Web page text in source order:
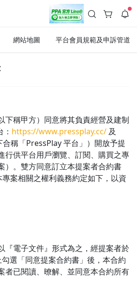
冊領取 上千元優惠券！
公告
．冷氣房升級｜期間快閃活動
單筆滿 NT$2,500 現折 NT$300、再贈最高
酷暑來襲．偷偷在冷氣房升級 📈⭐️ 【冷氣房
課程 or 訂閱✅ 消費即享回饋 1% 點數✅ 滿
渠道專屬活動」及「個人化推播」！
網站地圖 平台會員規範及申訴管道
下稱甲方）同意將其負責經營及建制
https://www.pressplay.cc/ 及
合稱「PressPlay 平台」）開放予提
行供平台用戶瀏覽、訂閱、購買之專
）。雙方同意訂立本提案者合約書
案相關之權利義務約定如下，以資
『電子文件』形式為之，經提案者於
選「同意提案合約書」後，本合約
者已閱讀、暸解、並同意本合約所有
沒有描述 --:--
播放速度
2.0x
1.75x
0.75x
播放清單
沒有播放清單
去逛逛